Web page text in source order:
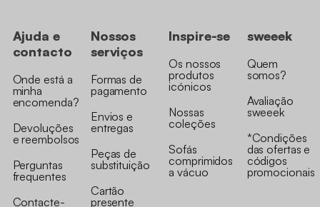
Ajuda e
contacto
Onde está a
minha
encomenda?
Devoluções
e reembolsos
Perguntas
frequentes
Contacte-
Nossos
serviços
Formas de
pagamento
Envios e
entregas
Peças de
substituição
Cartão
presente
Inspire-se
Os nossos
produtos
icónicos
Nossas
coleções
Sofás
comprimidos
a vácuo
sweeek
Quem
somos?
Avaliação
sweeek
*Condições
das ofertas e
códigos
promocionais